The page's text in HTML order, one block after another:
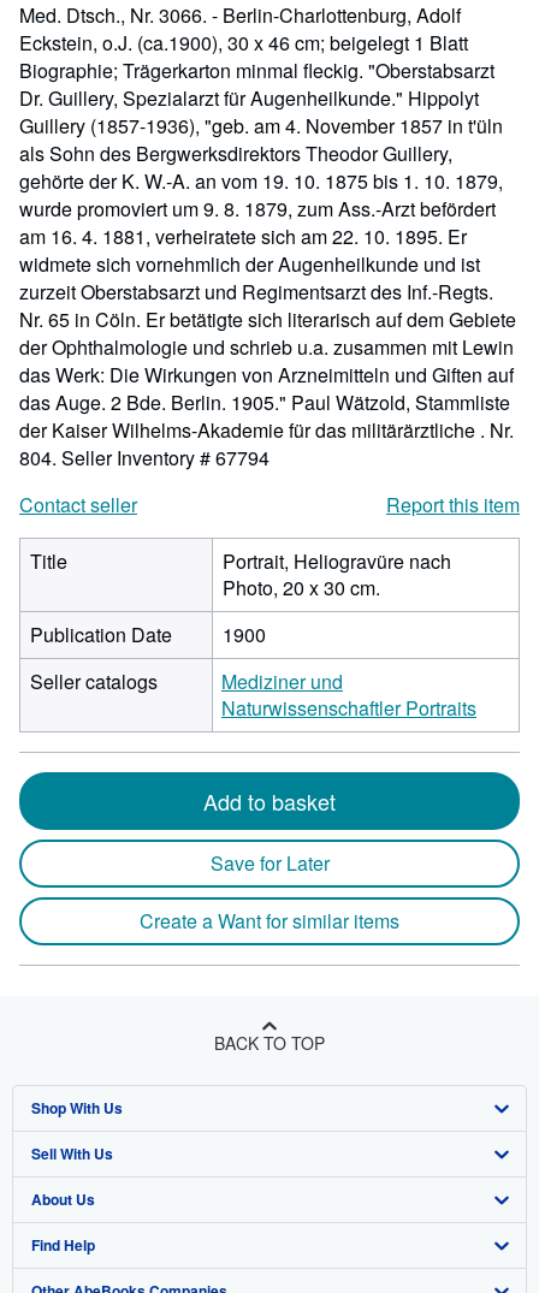
Med. Dtsch., Nr. 3066. - Berlin-Charlottenburg, Adolf
Eckstein, o.J. (ca.1900), 30 x 46 cm; beigelegt 1 Blatt
Biographie; Trägerkarton minmal fleckig. "Oberstabsarzt
Dr. Guillery, Spezialarzt für Augenheilkunde." Hippolyt
Guillery (1857-1936), "geb. am 4. November 1857 in t'üln
als Sohn des Bergwerksdirektors Theodor Guillery,
gehörte der K. W.-A. an vom 19. 10. 1875 bis 1. 10. 1879,
wurde promoviert um 9. 8. 1879, zum Ass.-Arzt befördert
am 16. 4. 1881, verheiratete sich am 22. 10. 1895. Er
widmete sich vornehmlich der Augenheilkunde und ist
zurzeit Oberstabsarzt und Regimentsarzt des Inf.-Regts.
Nr. 65 in Cöln. Er betätigte sich literarisch auf dem Gebiete
der Ophthalmologie und schrieb u.a. zusammen mit Lewin
das Werk: Die Wirkungen von Arzneimitteln und Giften auf
das Auge. 2 Bde. Berlin. 1905." Paul Wätzold, Stammliste
der Kaiser Wilhelms-Akademie für das militärärztliche . Nr.
804. Seller Inventory # 67794
Contact seller
Report this item
Title
Portrait, Heliogravüre nach
Photo, 20 x 30 cm.
Publication Date
1900
Seller catalogs
Mediziner und
Naturwissenschaftler Portraits
Add to basket
Save for Later
Create a Want for similar items
BACK TO TOP
Shop With Us
Advanced Search
Browse Collections
My Account
Sell With Us
Start Selling
Join Our Affiliate Program
About Us
About AbeBooks
Find Help